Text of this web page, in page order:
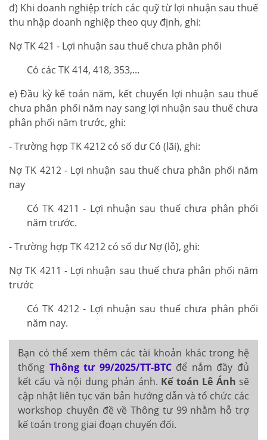
đ) Khi doanh nghiệp trích các quỹ từ lợi nhuận sau thuế
thu nhập doanh nghiệp theo quy định, ghi:
Nợ TK 421 - Lợi nhuận sau thuế chưa phân phối
Có các TK 414, 418, 353,...
e) Đầu kỳ kế toán năm, kết chuyển lợi nhuận sau thuế
chưa phân phối năm nay sang lợi nhuận sau thuế chưa
phân phối năm trước, ghi:
- Trường hợp TK 4212 có số dư Có (lãi), ghi:
Nợ TK 4212 - Lợi nhuận sau thuế chưa phân phối năm
nay
Có TK 4211 - Lợi nhuận sau thuế chưa phân phối
năm trước.
- Trường hợp TK 4212 có số dư Nợ (lỗ), ghi:
Nợ TK 4211 - Lợi nhuận sau thuế chưa phân phối năm
trước
Có TK 4212 - Lợi nhuận sau thuế chưa phân phối
năm nay.
Bạn có thể xem thêm các tài khoản khác trong hệ
thống Thông tư 99/2025/TT-BTCđể nắm đầy đủ
kết cấu và nội dung phản ánh. Kế toán Lê Ánh sẽ
cập nhật liên tục văn bản hướng dẫn và tổ chức các
workshop chuyên đề về Thông tư 99 nhằm hỗ trợ
kế toán trong giai đoạn chuyển đổi.